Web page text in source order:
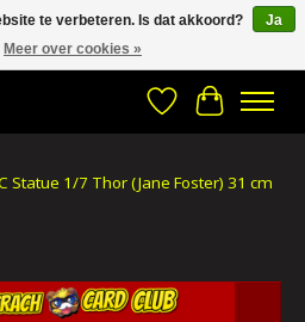
to Geek out!
Verlanglijst
Statue 1/7 Thor (Jane Foster) 31 cm
slideshow Items
te verbeteren. Is dat akkoord?
Ja
Meer over cookies »